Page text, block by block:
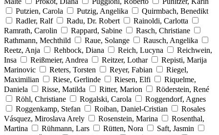
Putzien, Carola
Putzig, Angelika
Quirmbach, Benedikt
Radler, Ralf
Radu, Dr. Robert
Rainoldi, Carlotta
Ramrath, Carolin
Rappard, Sabine
Rasch, Christiane
Rathmann, Mechthild
Raue, Solange
Rausch, Angelika
Reetz, Anja
Rehbock, Diana Reich, Lucyna
Reichwein,
Insa
Reißmeier, Andrea Reitzer, Lothar
Repisti, Marija
Marinovic
Reters, Torsten Reyer, Fabian
Riegel,
Maximilian
Riese, Gerlinde Riesen, Elfi
Riquelme,
Daniela
Risse, Matilda Ritter, Marion
Röderstein, René
Röhl, Christiane
Rogalski, Carola
Roggendorf, Agnes
Roggenkamp, Stefan
Roiban, Daniel-Cristian
Rosales
Vásquez, Miroslava Arely
Rosenstein, Marina
Rosenthal,
Martina
Rühmann, Lars Rütten, Nora
Saft, Jasmin